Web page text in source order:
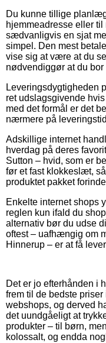
Du kunne tillige
hjemmeadresse eller
sædvanligvis en sjat
simpel. Den mest
vise sig at være at du
nødvendiggør at du
Leveringsdygtigheden
ret udslagsgivende
med det formål er det
nærmere på
Adskillige internet
hverdag på deres
Sutton – hvid, som er
før et fast klokkeslæt,
produktet pakket
Enkelte internet shops
reglen kun ifald du
alternativ bør du udse
oftest – uafhængig om
Hinnerup – er at få
Det er jo efterhånden i
frem til de bedste
webshops, og derved
det uundgåeligt at
produkter – til børn,
kolossalt, og endda